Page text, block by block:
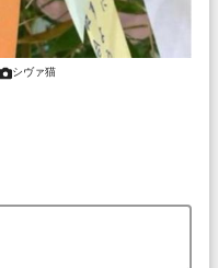
シヴァ猫